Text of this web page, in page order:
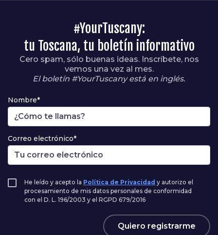
#YourTuscany:
tu Toscana, tu boletín informativo
Cero spam, sólo buenas ideas. Inscríbete, nos
vemos una vez al mes.
El boletín #YourTuscany está en inglés.
Nombre*
Correo electrónico*
He leído y acepto la Política de Privacidad y autorizo el
procesamiento de mis datos personales de conformidad
con el D. L. 196/2003 y el RGPD 679/2016
Quiero registrarme